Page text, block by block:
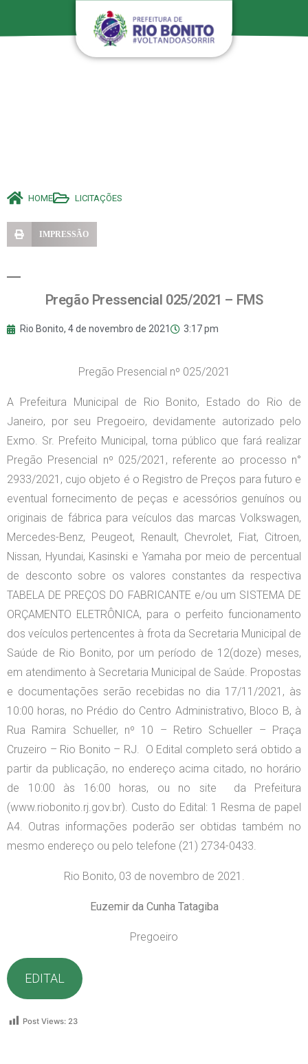
HOME LICITAÇÕES
IMPRESSÃO
Pregão Pressencial 025/2021 – FMS
Rio Bonito, 4 de novembro de 2021 3:17 pm
Pregão Presencial nº 025/2021
A Prefeitura Municipal de Rio Bonito, Estado do Rio de
Janeiro, por seu Pregoeiro, devidamente autorizado pelo
Exmo. Sr. Prefeito Municipal, torna público que fará realizar
Pregão Presencial nº 025/2021, referente ao processo n°
2933/2021, cujo objeto é o Registro de Preços para futuro e
eventual fornecimento de peças e acessórios genuínos ou
originais de fábrica para veículos das marcas Volkswagen,
Mercedes-Benz, Peugeot, Renault, Chevrolet, Fiat, Citroen,
Nissan, Hyundai, Kasinski e Yamaha por meio de percentual
de desconto sobre os valores constantes da respectiva
TABELA DE PREÇOS DO FABRICANTE e/ou um SISTEMA DE
ORÇAMENTO ELETRÔNICA, para o perfeito funcionamento
dos veículos pertencentes à frota da Secretaria Municipal de
Saúde de Rio Bonito, por um período de 12(doze) meses,
em atendimento à Secretaria Municipal de Saúde. Propostas
e documentações serão recebidas no dia 17/11/2021, às
10:00 horas, no Prédio do Centro Administrativo, Bloco B, à
Rua Ramira Schueller, nº 10 – Retiro Schueller – Praça
Cruzeiro – Rio Bonito – RJ. O Edital completo será obtido a
partir da publicação, no endereço acima citado, no horário
de 10:00 às 16:00 horas, ou no site da Prefeitura
(www.riobonito.rj.gov.br). Custo do Edital: 1 Resma de papel
A4. Outras informações poderão ser obtidas também no
mesmo endereço ou pelo telefone (21) 2734-0433.
Rio Bonito, 03 de novembro de 2021.
Euzemir da Cunha Tatagiba
Pregoeiro
EDITAL
Post Views: 23